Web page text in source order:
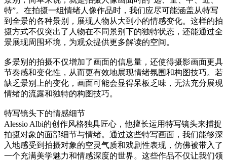
特”。在拍摄一组情绪人像作品时，我们应尽可能涵盖从特写
到全景的各种景别，展现人物从大到小的情感变化。这样的拍
摄方式不仅突出了人物在不同景别下的独特状态，还能通过全
景展现周围环境，为观众提供更多解读的空间。
多景别的拍摄不仅增加了画面的信息量，还使得摄影画面更具
节奏感和变化性，从而更有效地展现情绪氛围和构图技巧。若
缺乏景别上的变化，画面可能会显得呆板乏味，无法充分展现
情绪的流露和独特的构图技巧。
特写镜头下的情感细节
Alessio Albi的创作风格独具匠心，他擅长运用特写镜头来捕捉
拍摄对象的面部细节与情绪。通过这些特写画面，我们能够深
入地感受到拍摄对象的空灵气质和戏剧性表现，仿佛被带入了
一个充满美学魅力和情感深度的世界。这些作品不仅让我们领